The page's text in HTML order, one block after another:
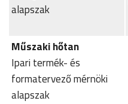
alapszak
Műszaki hőtan
Ipari termék- és
formatervező mérnöki
alapszak